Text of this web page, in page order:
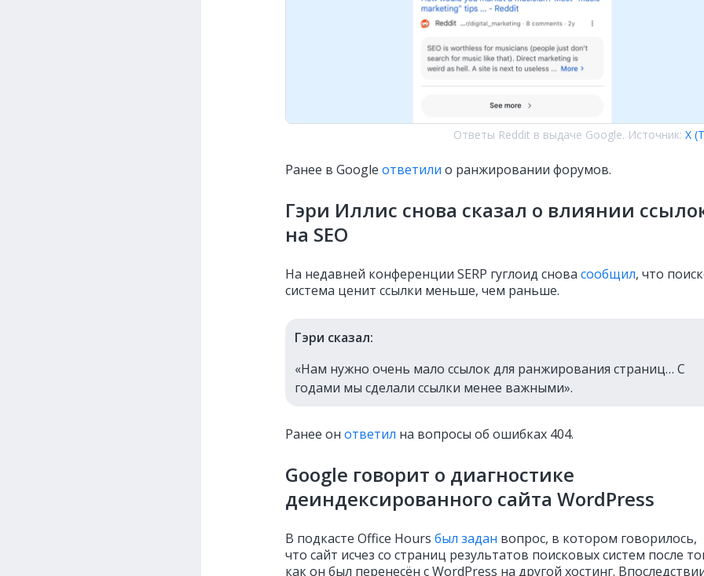
Ответы Reddit в выдаче Google. Источник: X
Ранее в Google ответили о ранжировании форумов.
Гэри Иллис снова сказал о влиянии
на SEO
На недавней конференции SERP гуглоид снова сообщил, что
система ценит ссылки меньше, чем раньше.
Гэри сказал:
«Нам нужно очень мало ссылок для ранжирования страниц… С
годами мы сделали ссылки менее важными».
Ранее он ответил на вопросы об ошибках 404.
Google говорит о диагностике
деиндексированного сайта WordPress
В подкасте Office Hours был задан вопрос, в котором говорилось,
что сайт исчез со страниц результатов поисковых систем после
как он был перенесён с WordPress на другой хостинг.